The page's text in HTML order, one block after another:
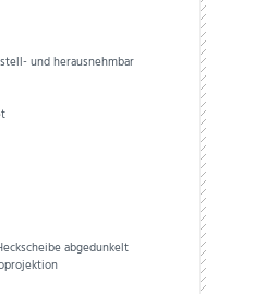
und herausnehmbar
abgedunkelt